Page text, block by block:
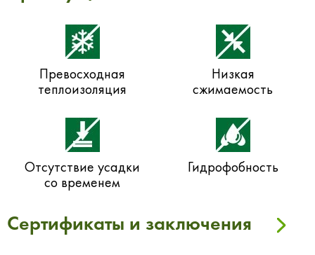
Превосходная
теплоизоляция
Низкая
сжимаемость
Отсутствие усадки
со временем
Гидрофобность
Сертификаты и заключения